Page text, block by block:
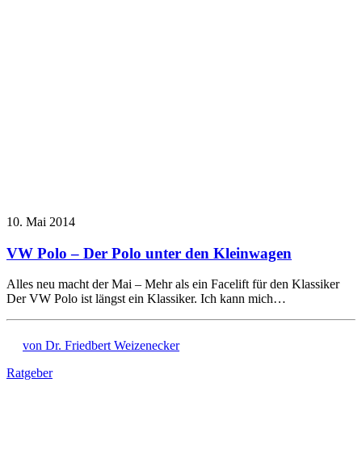
10. Mai 2014
VW Polo – Der Polo unter den Kleinwagen
Alles neu macht der Mai – Mehr als ein Facelift für den Klassiker
Der VW Polo ist längst ein Klassiker. Ich kann mich…
von Dr. Friedbert Weizenecker
Ratgeber